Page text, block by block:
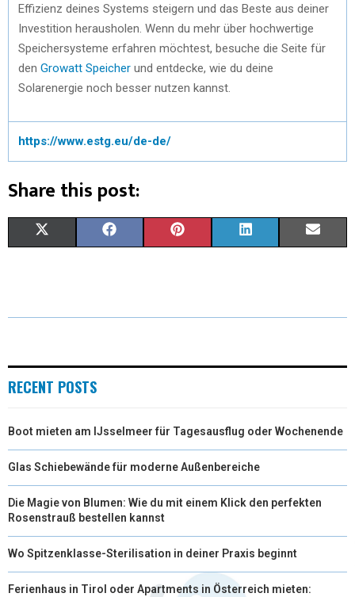
Effizienz deines Systems steigern und das Beste aus deiner
Investition herausholen. Wenn du mehr über hochwertige
Speichersysteme erfahren möchtest, besuche die Seite für
den Growatt Speicher und entdecke, wie du deine
Solarenergie noch besser nutzen kannst.
https://www.estg.eu/de-de/
Share this post:
W
E
R
)
E
K
T
S
T
K
N
I
RECENT POSTS
Boot mieten am IJsselmeer für Tagesausflug oder Wochenende
Glas Schiebewände für moderne Außenbereiche
Die Magie von Blumen: Wie du mit einem Klick den perfekten
Rosenstrauß bestellen kannst
Wo Spitzenklasse-Sterilisation in deiner Praxis beginnt
Ferienhaus in Tirol oder Apartments in Österreich mieten: